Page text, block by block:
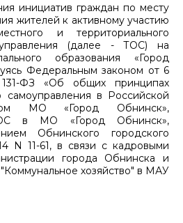
инициатив граждан по месту
жителей к активному участию
и территориального
(далее - ТОС) на
образования «Город
Федеральным законом от 6
ФЗ «Об общих принципах
самоуправления в Российской
МО «Город Обнинск»,
в МО «Город Обнинск»,
Обнинского городского
N 11-61, в связи с кадровыми
города Обнинска и
хозяйство" в МАУ